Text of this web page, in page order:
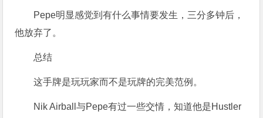
Pepe明显感觉到有什么事情要发生，三分多钟后，
他放弃了。
总结
这手牌是玩玩家而不是玩牌的完美范例。
Nik Airball与Pepe有过一些交情，知道他是Hustler